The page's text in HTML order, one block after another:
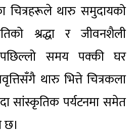
चित्रहरूले थारु समुदायको
श्रद्धा र जीवनशैली
समय पक्की घर
थारु भित्ते चित्रकला
सांस्कृतिक पर्यटनमा समेत
छ।